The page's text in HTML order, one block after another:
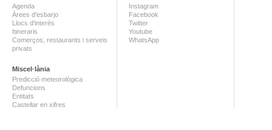
Agenda
Àrees d'esbarjo
Llocs d'interès
Itineraris
Comerços, restaurants i serveis
privats
Miscel·lània
Predicció meteorològica
Defuncions
Entitats
Castellar en xifres
Instagram
Facebook
Twitter
Youtube
WhatsApp